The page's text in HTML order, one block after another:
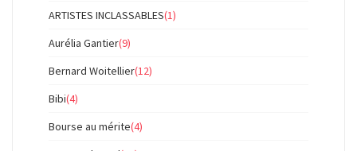
ARTISTES INCLASSABLES(1)
Aurélia Gantier(9)
Bernard Woitellier(12)
Bibi(4)
Bourse au mérite(4)